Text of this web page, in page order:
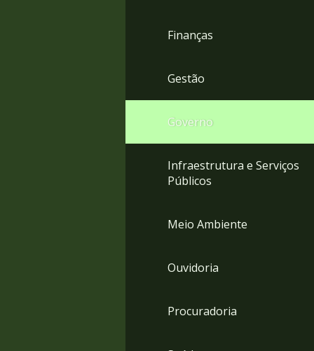
Finanças
Gestão
Governo
Infraestrutura e Serviços
Públicos
Meio Ambiente
Ouvidoria
Procuradoria